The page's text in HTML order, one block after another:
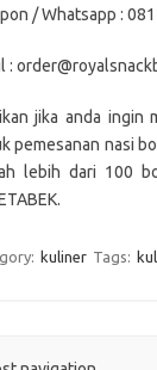
/ Whatsapp :
:
jika anda ingin
pemesanan nasi
lebih dari 100
kuliner Tags: